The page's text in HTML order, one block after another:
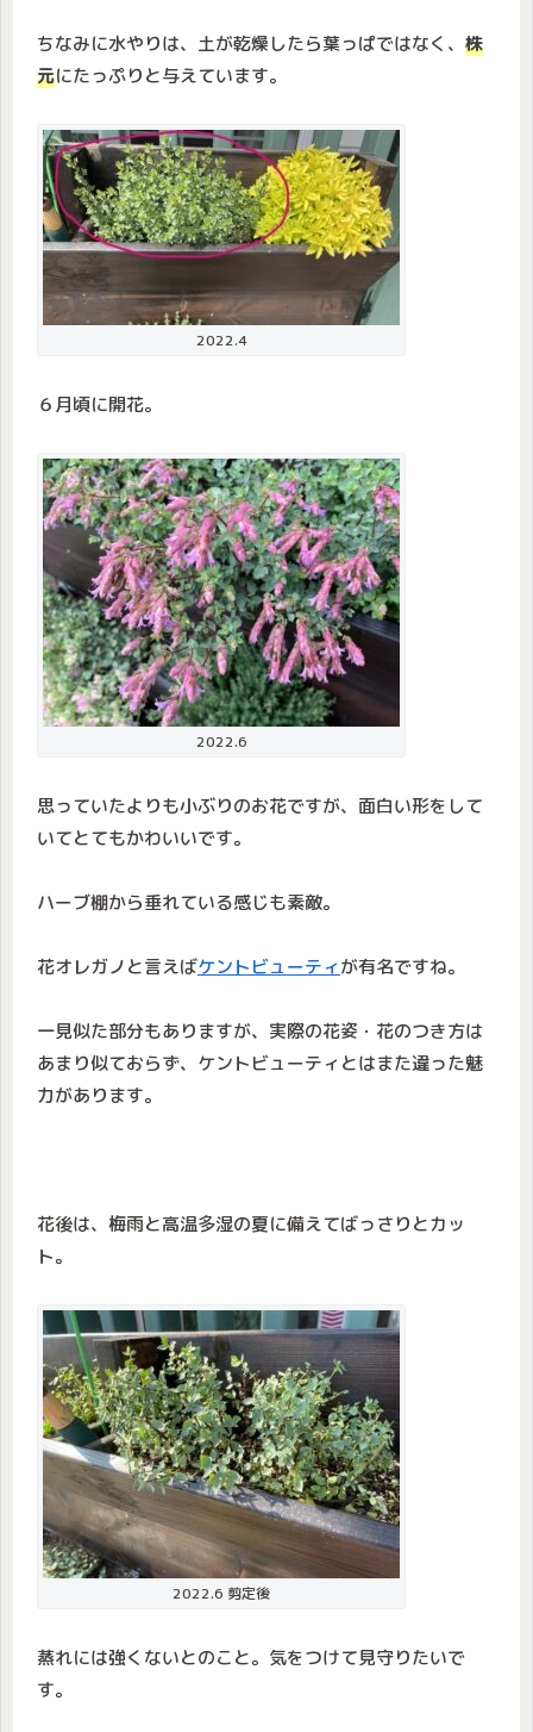
ちなみに水やりは、土が乾燥したら葉っぱではなく、 株
元にたっぷりと与えています。
2022.4
６月頃に開花。
2022.6
思っていたよりも小ぶりのお花ですが、面白い形をして
いてとてもかわいいです。
ハーブ棚から垂れている感じも素敵。
花オレガノと言えばケントビューティが有名ですね。
一見似た部分もありますが、実際の花姿・花のつき方は
あまり似ておらず、ケントビューティとはまた違った魅
力があります。
花後は、梅雨と高温多湿の夏に備えてばっさりとカッ
ト。
2022.6 剪定後
蒸れには強くないとのこと。気をつけて見守りたいで
す。